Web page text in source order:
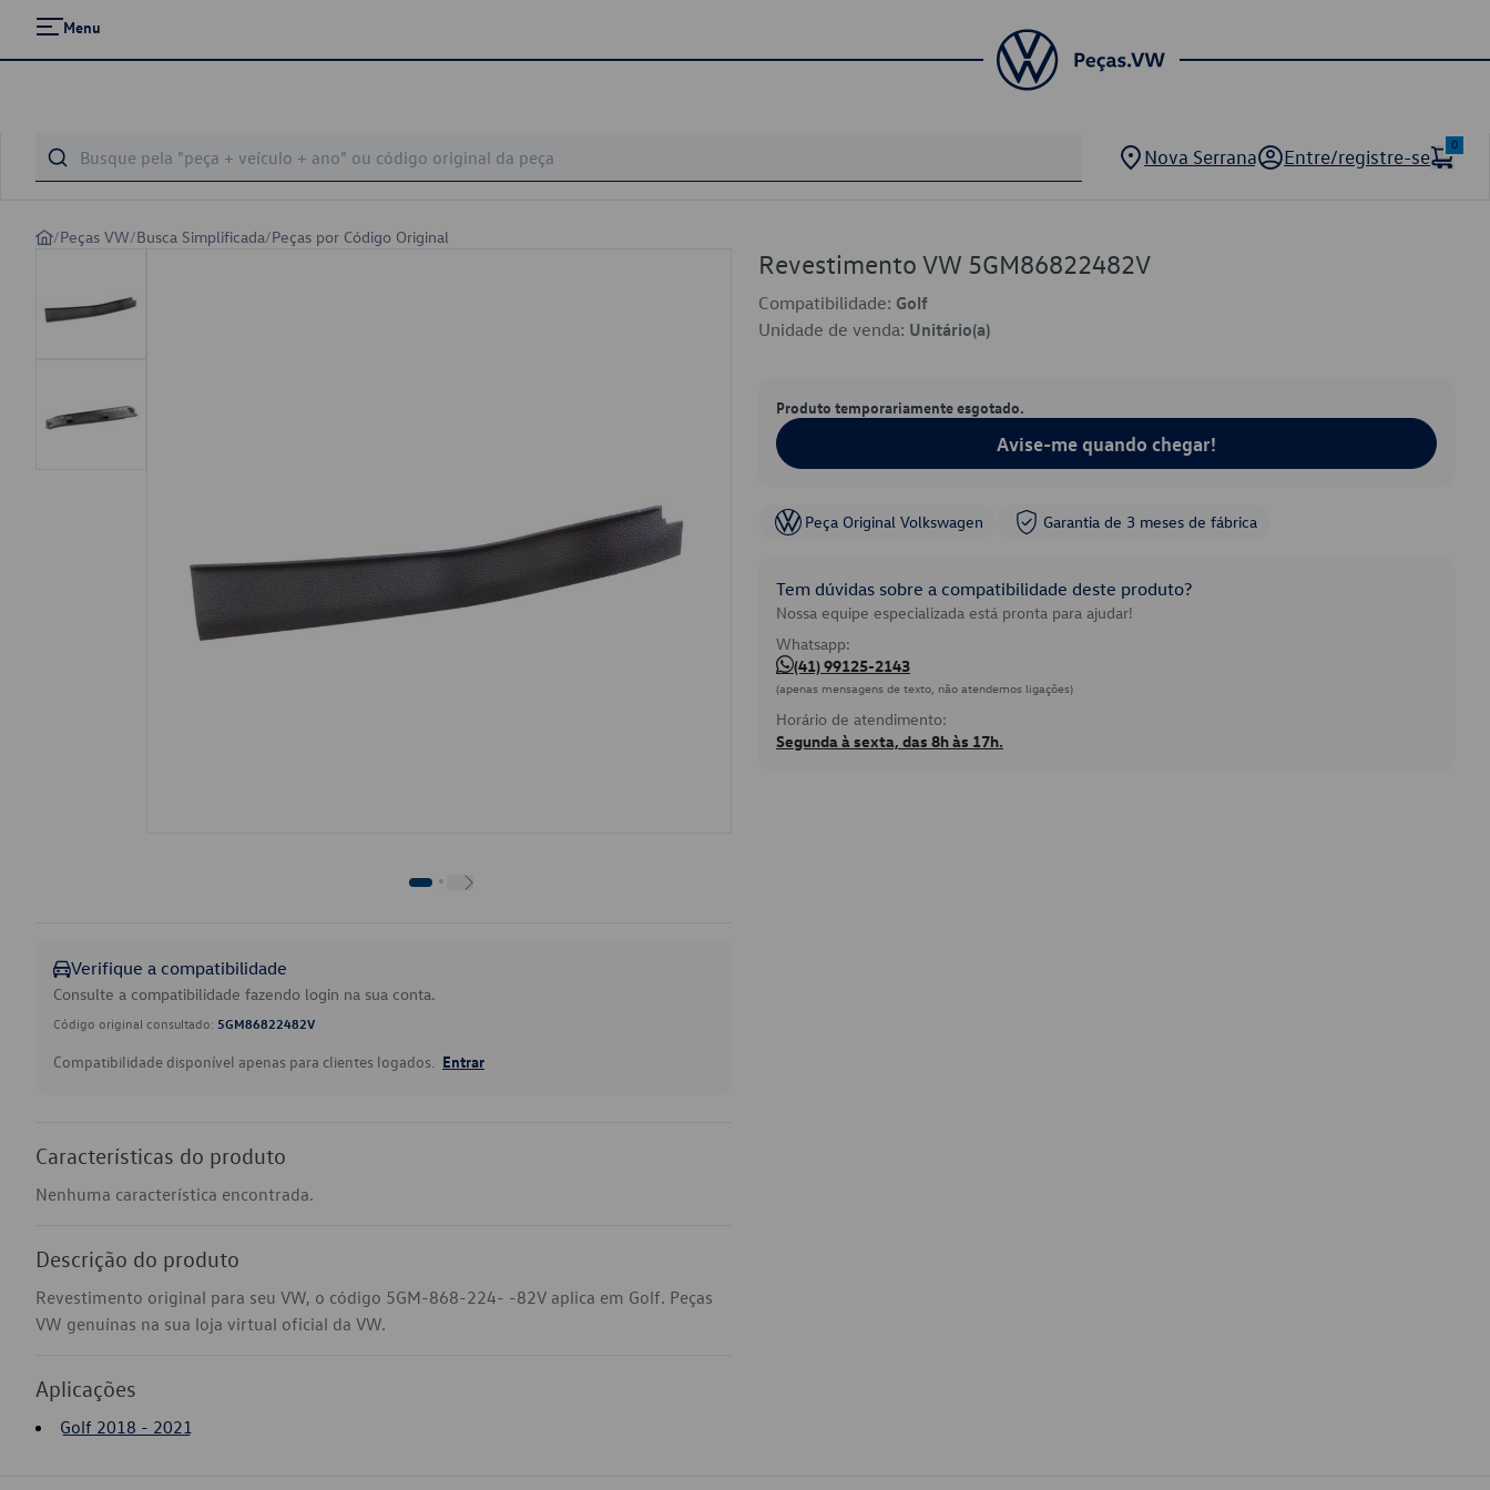
Menu
Nova Serrana Entre/registre-se
0
/Peças VW/Busca Simplificada/Peças por Código Original
Verifique a compatibilidade
Consulte a compatibilidade fazendo login na sua conta.
Código original consultado: 5GM86822482V
Compatibilidade disponível apenas para clientes logados. Entrar
Características do produto
Nenhuma característica encontrada.
Descrição do produto
Revestimento original para seu VW, o código 5GM-868-224- -82V aplica em Golf. Peças
VW genuínas na sua loja virtual oficial da VW.
Aplicações
Golf 2018 - 2021
Revestimento VW 5GM86822482V
Compatibilidade: Golf
Unidade de venda: Unitário(a)
Produto temporariamente esgotado.
Avise-me quando chegar!
Peça Original Volkswagen Garantia de 3 meses de fábrica
Tem dúvidas sobre a compatibilidade deste produto?
Nossa equipe especializada está pronta para ajudar!
Whatsapp:
(41) 99125-2143
(apenas mensagens de texto, não atendemos ligações)
Horário de atendimento:
Segunda à sexta, das 8h às 17h.